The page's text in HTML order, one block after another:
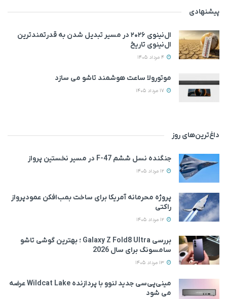
پیشنهادی
ال‌نینوی ۲۰۲۶ در مسیر تبدیل شدن به قدرتمندترین
ال‌نینوی تاریخ
موتورولا ساعت هوشمند تاشو می‌ سازد
داغ‌ترین‌های روز
جنگنده نسل ششم F-47 در مسیر نخستین پرواز
پروژه محرمانه آمریکا برای ساخت بمب‌افکن عمودپرواز
راکتی
بررسی Galaxy Z Fold8 Ultra ؛ بهترین گوشی تاشو
سامسونگ برای سال 2026
مینی‌پی‌سی جدید لنوو با پردازنده Wildcat Lake عرضه
می‌ شود